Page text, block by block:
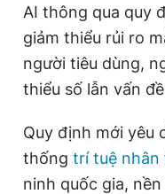
Thông tin tòa soạn
Đọc Thanh Niên trên
AI thông qua quy
giảm thiểu rủi ro
người tiêu dùng,
thiểu số lẫn vấn
Quy định mới yêu
thống trí tuệ nhân
ninh quốc gia,